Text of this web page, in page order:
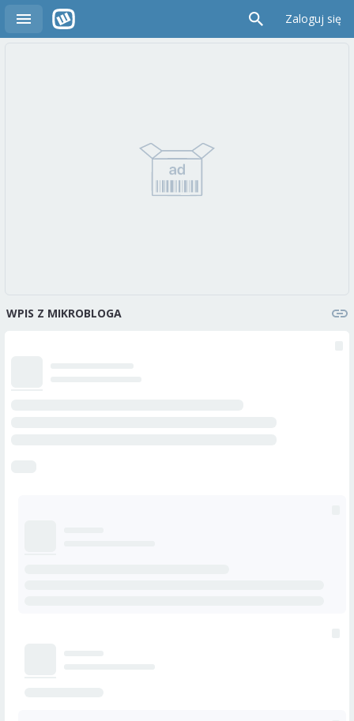
Zaloguj się
WPIS Z MIKROBLOGA